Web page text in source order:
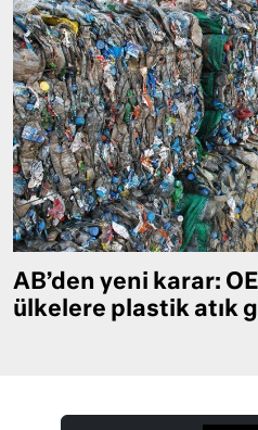
AB’den yeni karar:
ülkelere plastik atık